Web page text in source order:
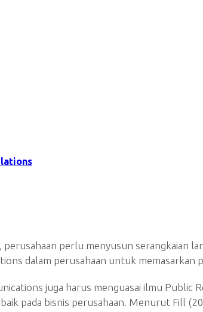
perlu menyusun serangkaian
dalam perusahaan untuk memasarkan
juga harus menguasai ilmu Public
pada bisnis perusahaan. Menurut Fill